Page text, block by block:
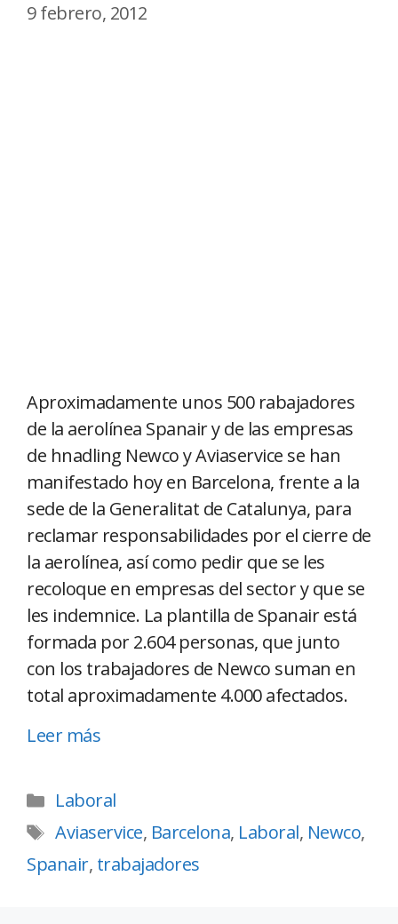
9 febrero, 2012
Aproximadamente unos 500 rabajadores
de la aerolínea Spanair y de las empresas
de hnadling Newco y Aviaservice se han
manifestado hoy en Barcelona, frente a la
sede de la Generalitat de Catalunya, para
reclamar responsabilidades por el cierre de
la aerolínea, así como pedir que se les
recoloque en empresas del sector y que se
les indemnice. La plantilla de Spanair está
formada por 2.604 personas, que junto
con los trabajadores de Newco suman en
total aproximadamente 4.000 afectados.
Leer más
Laboral
Aviaservice, Barcelona, Laboral, Newco,
Spanair, trabajadores